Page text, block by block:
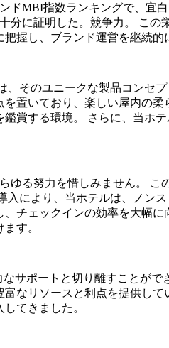
ドMBI指数ランキングで、
分に証明した。競争力。 こ
握し、ブランド運営を継続
、そのユニークな製品コン
置いており、楽しい屋内の
賞する環境。 さらに、当ホ
ゆる努力を惜しみません。
により、当ホテルは、ノン
チェックインの効率を大幅
す。
なサポートと切り離すことが
なリソースと利点を提供し
てきました。